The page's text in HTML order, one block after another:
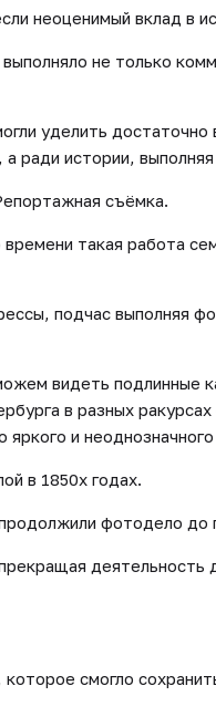
неоценимый вклад в
не только
уделить
ради истории,
съёмка.
такая работа
подчас выполняя
видеть подлинные
в разных ракурсах
яркого и
в 1850х годах.
фотодело до
деятельность
смогло